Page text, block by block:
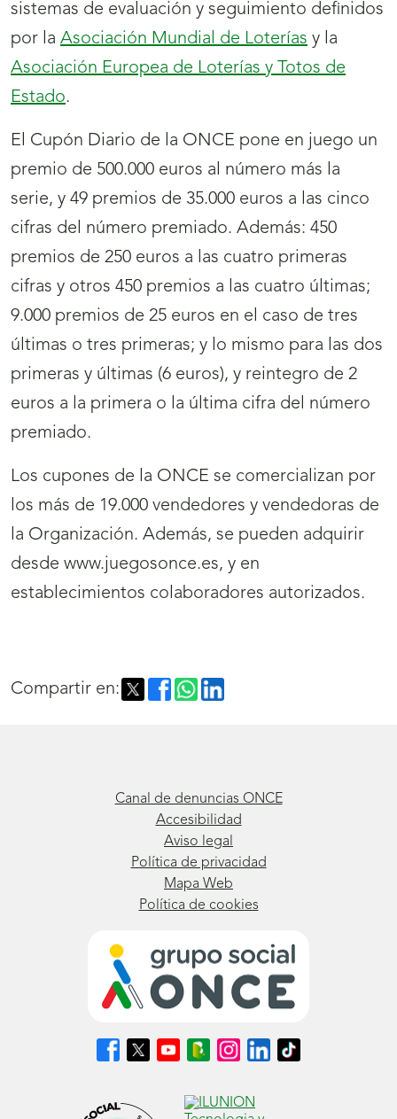
sistemas de evaluación y seguimiento definidos
por la Asociación Mundial de Loterías y la
Asociación Europea de Loterías y Totos de
Estado.
El Cupón Diario de la ONCE pone en juego un
premio de 500.000 euros al número más la
serie, y 49 premios de 35.000 euros a las cinco
cifras del número premiado. Además: 450
premios de 250 euros a las cuatro primeras
cifras y otros 450 premios a las cuatro últimas;
9.000 premios de 25 euros en el caso de tres
últimas o tres primeras; y lo mismo para las dos
primeras y últimas (6 euros), y reintegro de 2
euros a la primera o la última cifra del número
premiado.
Los cupones de la ONCE se comercializan por
los más de 19.000 vendedores y vendedoras de
la Organización. Además, se pueden adquirir
desde www.juegosonce.es, y en
establecimientos colaboradores autorizados.
Compartir en:
Canal de denuncias ONCE
Accesibilidad
Aviso legal
Política de privacidad
Mapa Web
Política de cookies
Síguenos
en
abrirá
Síguenos
en
abrirá
Síguenos
en
abrirá
Síguenos
en
Blog
ONCE
Síguenos
en
(se
abrirá
Síguenos
en
(se
abrirá
Síguenos
en